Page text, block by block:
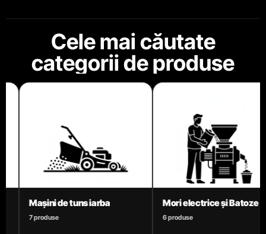
Cele mai căutate
categorii de produse
Mori electrice și Batoze
6 produse
Motoare termice benzină
3 produse